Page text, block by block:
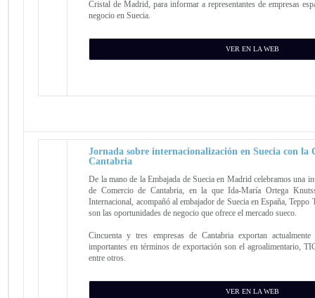
Cristal de Madrid, para informar a representantes de empresas
negocio en Suecia.
VER EN LA WEB
Jornada sobre internacionalización en Suecia con la
Cantabria
De la mano de la Embajada de Suecia en Madrid celebramos una
de Comercio de Cantabria, en la que Ida-María Ortega
Internacional, acompañó al embajador de Suecia en España, Teppo
son las oportunidades de negocio que ofrece el mercado sueco.
Cincuenta y tres empresas de Cantabria exportan
importantes en términos de exportación son el agroalimentario,
entre otros.
VER EN LA WEB